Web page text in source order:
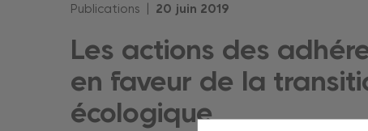
Publications | 20 juin 2019
Les actions des
en faveur de la
écologique